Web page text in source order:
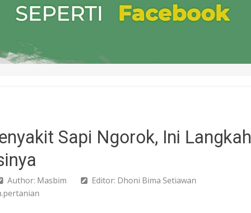
Sapi Ngorok, Ini Langkah
Author: Masbim
Editor: Dhoni Bima Setiawan